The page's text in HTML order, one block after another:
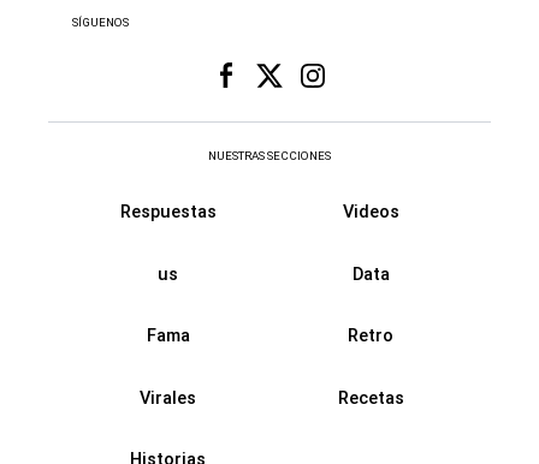
SÍGUENOS
NUESTRAS SECCIONES
Respuestas Videos
us Data
Fama Retro
Virales Recetas
Historias